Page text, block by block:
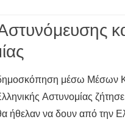
μέσω Μέσων
Αστυνομίας
ήθελαν να δουν από την